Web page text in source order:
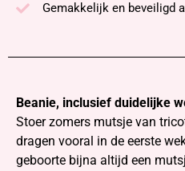
Gemakkelijk en beveiligd
Beanie, inclusief duidelijke
Stoer zomers mutsje van
dragen vooral in de eerste
geboorte bijna altijd een